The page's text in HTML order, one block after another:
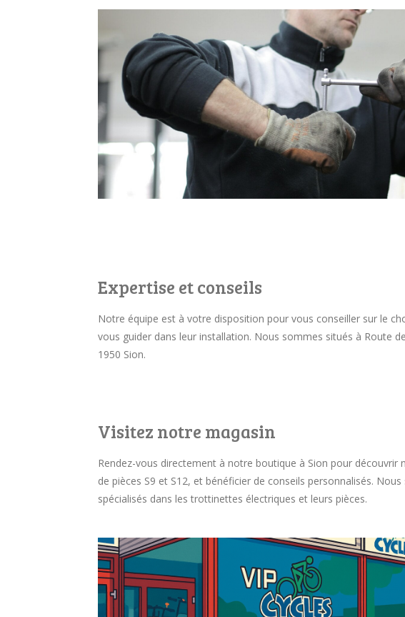
Expertise et conseils
Notre équipe est à votre disposition pour vous conseiller sur le
vous guider dans leur installation. Nous sommes situés à Route
1950 Sion.
Visitez notre magasin
Rendez-vous directement à notre boutique à Sion pour découvrir
de pièces S9 et S12, et bénéficier de conseils personnalisés.
spécialisés dans les trottinettes électriques et leurs pièces.